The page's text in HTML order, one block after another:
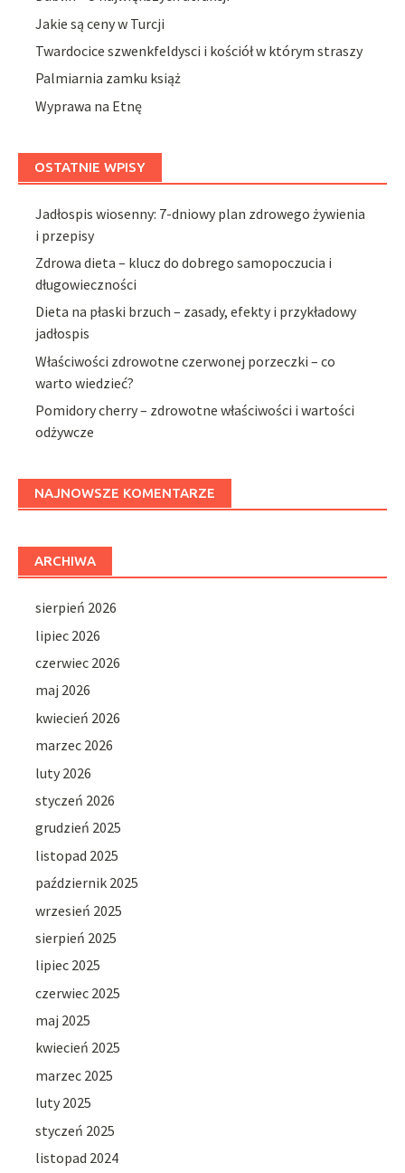
Jakie są ceny w Turcji
Twardocice szwenkfeldysci i kościół w którym straszy
Palmiarnia zamku książ
Wyprawa na Etnę
OSTATNIE WPISY
Jadłospis wiosenny: 7-dniowy plan zdrowego żywienia
i przepisy
Zdrowa dieta – klucz do dobrego samopoczucia i
długowieczności
Dieta na płaski brzuch – zasady, efekty i przykładowy
jadłospis
Właściwości zdrowotne czerwonej porzeczki – co
warto wiedzieć?
Pomidory cherry – zdrowotne właściwości i wartości
odżywcze
NAJNOWSZE KOMENTARZE
ARCHIWA
sierpień 2026
lipiec 2026
czerwiec 2026
maj 2026
kwiecień 2026
marzec 2026
luty 2026
styczeń 2026
grudzień 2025
listopad 2025
październik 2025
wrzesień 2025
sierpień 2025
lipiec 2025
czerwiec 2025
maj 2025
kwiecień 2025
marzec 2025
luty 2025
styczeń 2025
listopad 2024